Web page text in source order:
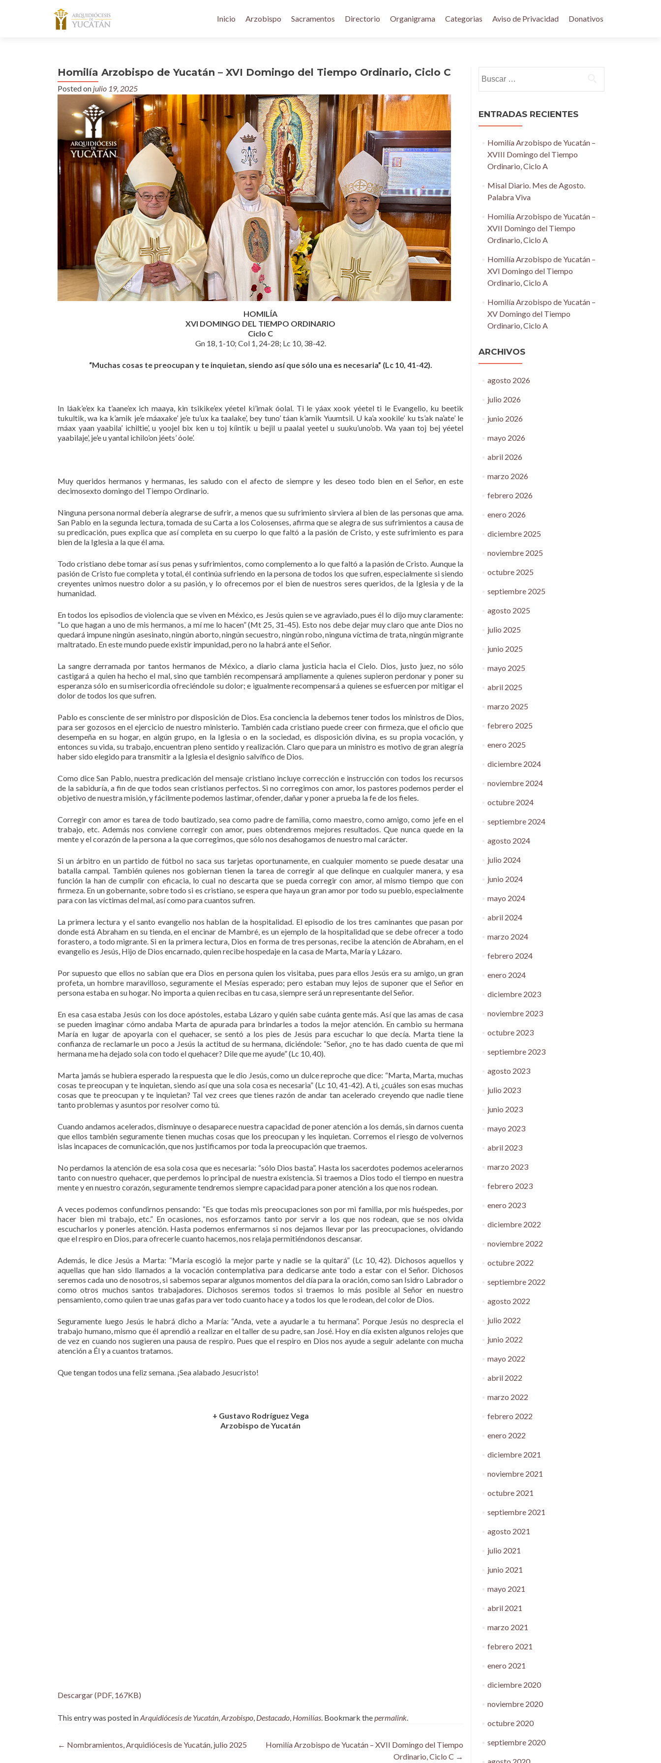
Inicio Arzobispo Sacramentos Directorio Organigrama Categorias Aviso de Privacidad Donativos
Homilía Arzobispo de Yucatán – XVI Domingo del Tiempo Ordinario, Ciclo C
Posted on julio 19, 2025
HOMILÍA
XVI DOMINGO DEL TIEMPO ORDINARIO
Ciclo C
Gn 18, 1-10; Col 1, 24-28; Lc 10, 38-42.
“Muchas cosas te preocupan y te inquietan, siendo así que sólo una es necesaria” (Lc 10, 41-42).
In láak’e’ex ka t’aane’ex ich maaya, kin tsikike’ex yéetel ki’imak óolal. Ti le yáax xook yéetel ti le Evangelio, ku beetik
tukultik, wa ka k’amik je’e máaxake’ je’e tu’ux ka taalake’, bey tuno’ táan k’amik Yuumtsil. U ka’a xookile’ ku ts’ak na’ate’ le
máax yaan yaabila’ ichiltie’, u yoojel bix ken u toj kíintik u bejil u paalal yeetel u suuku’uno’ob. Wa yaan toj bej yéetel
yaabilaje’, je’e u yantal ichilo’on jéets’ óole’.
Muy queridos hermanos y hermanas, les saludo con el afecto de siempre y les deseo todo bien en el Señor, en este
decimosexto domingo del Tiempo Ordinario.
Ninguna persona normal debería alegrarse de sufrir, a menos que su sufrimiento sirviera al bien de las personas que ama.
San Pablo en la segunda lectura, tomada de su Carta a los Colosenses, afirma que se alegra de sus sufrimientos a causa de
su predicación, pues explica que así completa en su cuerpo lo que faltó a la pasión de Cristo, y este sufrimiento es para
bien de la Iglesia a la que él ama.
Todo cristiano debe tomar así sus penas y sufrimientos, como complemento a lo que faltó a la pasión de Cristo. Aunque la
pasión de Cristo fue completa y total, él continúa sufriendo en la persona de todos los que sufren, especialmente si siendo
creyentes unimos nuestro dolor a su pasión, y lo ofrecemos por el bien de nuestros seres queridos, de la Iglesia y de la
humanidad.
En todos los episodios de violencia que se viven en México, es Jesús quien se ve agraviado, pues él lo dijo muy claramente:
“Lo que hagan a uno de mis hermanos, a mí me lo hacen” (Mt 25, 31-45). Esto nos debe dejar muy claro que ante Dios no
quedará impune ningún asesinato, ningún aborto, ningún secuestro, ningún robo, ninguna víctima de trata, ningún migrante
maltratado. En este mundo puede existir impunidad, pero no la habrá ante el Señor.
La sangre derramada por tantos hermanos de México, a diario clama justicia hacia el Cielo. Dios, justo juez, no sólo
castigará a quien ha hecho el mal, sino que también recompensará ampliamente a quienes supieron perdonar y poner su
esperanza sólo en su misericordia ofreciéndole su dolor; e igualmente recompensará a quienes se esfuercen por mitigar el
dolor de todos los que sufren.
Pablo es consciente de ser ministro por disposición de Dios. Esa conciencia la debemos tener todos los ministros de Dios,
para ser gozosos en el ejercicio de nuestro ministerio. También cada cristiano puede creer con firmeza, que el oficio que
desempeña en su hogar, en algún grupo, en la Iglesia o en la sociedad, es disposición divina, es su propia vocación, y
entonces su vida, su trabajo, encuentran pleno sentido y realización. Claro que para un ministro es motivo de gran alegría
haber sido elegido para transmitir a la Iglesia el designio salvífico de Dios.
Como dice San Pablo, nuestra predicación del mensaje cristiano incluye corrección e instrucción con todos los recursos
de la sabiduría, a fin de que todos sean cristianos perfectos. Si no corregimos con amor, los pastores podemos perder el
objetivo de nuestra misión, y fácilmente podemos lastimar, ofender, dañar y poner a prueba la fe de los fieles.
Corregir con amor es tarea de todo bautizado, sea como padre de familia, como maestro, como amigo, como jefe en el
trabajo, etc. Además nos conviene corregir con amor, pues obtendremos mejores resultados. Que nunca quede en la
mente y el corazón de la persona a la que corregimos, que sólo nos desahogamos de nuestro mal carácter.
Si un árbitro en un partido de fútbol no saca sus tarjetas oportunamente, en cualquier momento se puede desatar una
batalla campal. También quienes nos gobiernan tienen la tarea de corregir al que delinque en cualquier manera, y esa
función la han de cumplir con eficacia, lo cual no descarta que se pueda corregir con amor, al mismo tiempo que con
firmeza. En un gobernante, sobre todo si es cristiano, se espera que haya un gran amor por todo su pueblo, especialmente
para con las víctimas del mal, así como para cuantos sufren.
La primera lectura y el santo evangelio nos hablan de la hospitalidad. El episodio de los tres caminantes que pasan por
donde está Abraham en su tienda, en el encinar de Mambré, es un ejemplo de la hospitalidad que se debe ofrecer a todo
forastero, a todo migrante. Si en la primera lectura, Dios en forma de tres personas, recibe la atención de Abraham, en el
evangelio es Jesús, Hijo de Dios encarnado, quien recibe hospedaje en la casa de Marta, María y Lázaro.
Por supuesto que ellos no sabían que era Dios en persona quien los visitaba, pues para ellos Jesús era su amigo, un gran
profeta, un hombre maravilloso, seguramente el Mesías esperado; pero estaban muy lejos de suponer que el Señor en
persona estaba en su hogar. No importa a quien recibas en tu casa, siempre será un representante del Señor.
En esa casa estaba Jesús con los doce apóstoles, estaba Lázaro y quién sabe cuánta gente más. Así que las amas de casa
se pueden imaginar cómo andaba Marta de apurada para brindarles a todos la mejor atención. En cambio su hermana
María en lugar de apoyarla con el quehacer, se sentó a los pies de Jesús para escuchar lo que decía. Marta tiene la
confianza de reclamarle un poco a Jesús la actitud de su hermana, diciéndole: “Señor, ¿no te has dado cuenta de que mi
hermana me ha dejado sola con todo el quehacer? Dile que me ayude” (Lc 10, 40).
Marta jamás se hubiera esperado la respuesta que le dio Jesús, como un dulce reproche que dice: “Marta, Marta, muchas
cosas te preocupan y te inquietan, siendo así que una sola cosa es necesaria” (Lc 10, 41-42). A ti, ¿cuáles son esas muchas
cosas que te preocupan y te inquietan? Tal vez crees que tienes razón de andar tan acelerado creyendo que nadie tiene
tanto problemas y asuntos por resolver como tú.
Cuando andamos acelerados, disminuye o desaparece nuestra capacidad de poner atención a los demás, sin darnos cuenta
que ellos también seguramente tienen muchas cosas que los preocupan y les inquietan. Corremos el riesgo de volvernos
islas incapaces de comunicación, que nos justificamos por toda la preocupación que traemos.
No perdamos la atención de esa sola cosa que es necesaria: “sólo Dios basta”. Hasta los sacerdotes podemos acelerarnos
tanto con nuestro quehacer, que perdemos lo principal de nuestra existencia. Si traemos a Dios todo el tiempo en nuestra
mente y en nuestro corazón, seguramente tendremos siempre capacidad para poner atención a los que nos rodean.
A veces podemos confundirnos pensando: “Es que todas mis preocupaciones son por mi familia, por mis huéspedes, por
hacer bien mi trabajo, etc.” En ocasiones, nos esforzamos tanto por servir a los que nos rodean, que se nos olvida
escucharlos y ponerles atención. Hasta podemos enfermarnos si nos dejamos llevar por las preocupaciones, olvidando
que el respiro en Dios, para ofrecerle cuanto hacemos, nos relaja permitiéndonos descansar.
Además, le dice Jesús a Marta: “María escogió la mejor parte y nadie se la quitará” (Lc 10, 42). Dichosos aquellos y
aquellas que han sido llamados a la vocación contemplativa para dedicarse ante todo a estar con el Señor. Dichosos
seremos cada uno de nosotros, si sabemos separar algunos momentos del día para la oración, como san Isidro Labrador o
como otros muchos santos trabajadores. Dichosos seremos todos si traemos lo más posible al Señor en nuestro
pensamiento, como quien trae unas gafas para ver todo cuanto hace y a todos los que le rodean, del color de Dios.
Seguramente luego Jesús le habrá dicho a María: “Anda, vete a ayudarle a tu hermana”. Porque Jesús no desprecia el
trabajo humano, mismo que él aprendió a realizar en el taller de su padre, san José. Hoy en día existen algunos relojes que
de vez en cuando nos sugieren una pausa de respiro. Pues que el respiro en Dios nos ayude a seguir adelante con mucha
atención a Él y a cuantos tratamos.
Que tengan todos una feliz semana. ¡Sea alabado Jesucristo!
+ Gustavo Rodríguez Vega
Arzobispo de Yucatán
Descargar (PDF, 167KB)
This entry was posted inArquidiócesis de Yucatán,Arzobispo, Destacado, Homilías. Bookmark thepermalink.
Post
← Nombramientos, Arquidiócesis de Yucatán, julio 2025
Homilía Arzobispo de Yucatán – XVII Domingo del Tiempo
Ordinario, Ciclo C →
ENTRADAS RECIENTES
Homilía Arzobispo de Yucatán –
XVIII Domingo del Tiempo
Ordinario, Ciclo A
Misal Diario. Mes de Agosto.
Palabra Viva
Homilía Arzobispo de Yucatán –
XVII Domingo del Tiempo
Ordinario, Ciclo A
Homilía Arzobispo de Yucatán –
XVI Domingo del Tiempo
Ordinario, Ciclo A
Homilía Arzobispo de Yucatán –
XV Domingo del Tiempo
Ordinario, Ciclo A
ARCHIVOS
agosto 2026
julio 2026
junio 2026
mayo 2026
abril 2026
marzo 2026
febrero 2026
enero 2026
diciembre 2025
noviembre 2025
octubre 2025
septiembre 2025
agosto 2025
julio 2025
junio 2025
mayo 2025
abril 2025
marzo 2025
febrero 2025
enero 2025
diciembre 2024
noviembre 2024
octubre 2024
septiembre 2024
agosto 2024
julio 2024
junio 2024
mayo 2024
abril 2024
marzo 2024
febrero 2024
enero 2024
diciembre 2023
noviembre 2023
octubre 2023
septiembre 2023
agosto 2023
julio 2023
junio 2023
mayo 2023
abril 2023
marzo 2023
febrero 2023
enero 2023
diciembre 2022
noviembre 2022
octubre 2022
septiembre 2022
agosto 2022
julio 2022
junio 2022
mayo 2022
abril 2022
marzo 2022
febrero 2022
enero 2022
diciembre 2021
noviembre 2021
octubre 2021
septiembre 2021
agosto 2021
julio 2021
junio 2021
mayo 2021
abril 2021
marzo 2021
febrero 2021
enero 2021
diciembre 2020
noviembre 2020
octubre 2020
septiembre 2020